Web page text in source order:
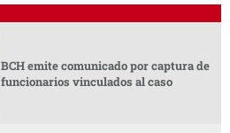
BCH emite comunicado por captura de
funcionarios vinculados al caso